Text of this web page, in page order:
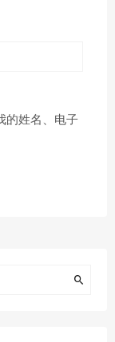
的姓名、电子